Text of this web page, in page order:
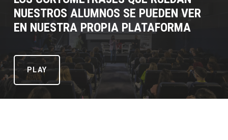
NUESTROS ALUMNOS SE PUEDEN VER
EN NUESTRA PROPIA PLATAFORMA
PLAY